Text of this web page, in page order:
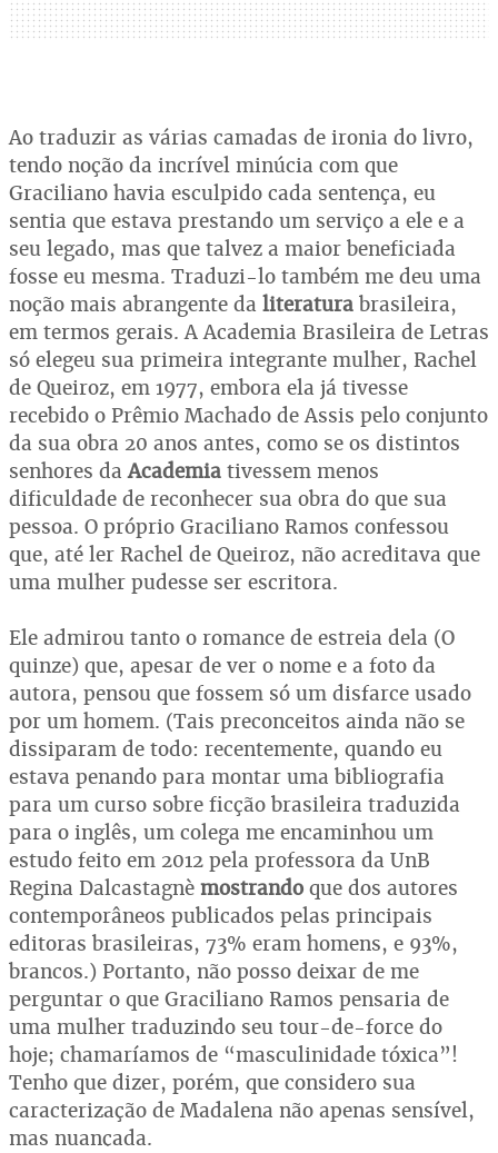
Ao traduzir as várias camadas de ironia do livro,
tendo noção da incrível minúcia com que
Graciliano havia esculpido cada sentença, eu
sentia que estava prestando um serviço a ele e a
seu legado, mas que talvez a maior beneficiada
fosse eu mesma. Traduzi-lo também me deu uma
noção mais abrangente da literatura brasileira,
em termos gerais. A Academia Brasileira de Letras
só elegeu sua primeira integrante mulher, Rachel
de Queiroz, em 1977, embora ela já tivesse
recebido o Prêmio Machado de Assis pelo conjunto
da sua obra 20 anos antes, como se os distintos
senhores daAcademia tivessem menos
dificuldade de reconhecer sua obra do que sua
pessoa. O próprio Graciliano Ramos confessou
que, até ler Rachel de Queiroz, não acreditava que
uma mulher pudesse ser escritora.
Ele admirou tanto o romance de estreia dela (O
quinze) que, apesar de ver o nome e a foto da
autora, pensou que fossem só um disfarce usado
por um homem. (Tais preconceitos ainda não se
dissiparam de todo: recentemente, quando eu
estava penando para montar uma bibliografia
para um curso sobre ficção brasileira traduzida
para o inglês, um colega me encaminhou um
estudo feito em 2012 pela professora da UnB
Regina Dalcastagnè mostrando que dos autores
contemporâneos publicados pelas principais
editoras brasileiras, 73% eram homens, e 93%,
brancos.) Portanto, não posso deixar de me
perguntar o que Graciliano Ramos pensaria de
uma mulher traduzindo seu tour-de-force do
hoje; chamaríamos de “masculinidade tóxica”!
Tenho que dizer, porém, que considero sua
caracterização de Madalena não apenas sensível,
mas nuançada.